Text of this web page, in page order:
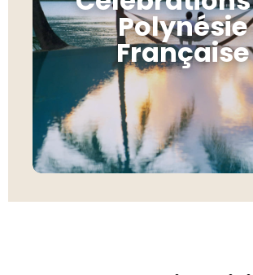
Polynésie
Française
anniversaire de
Les grands
méritent un décor
exceptionnel.